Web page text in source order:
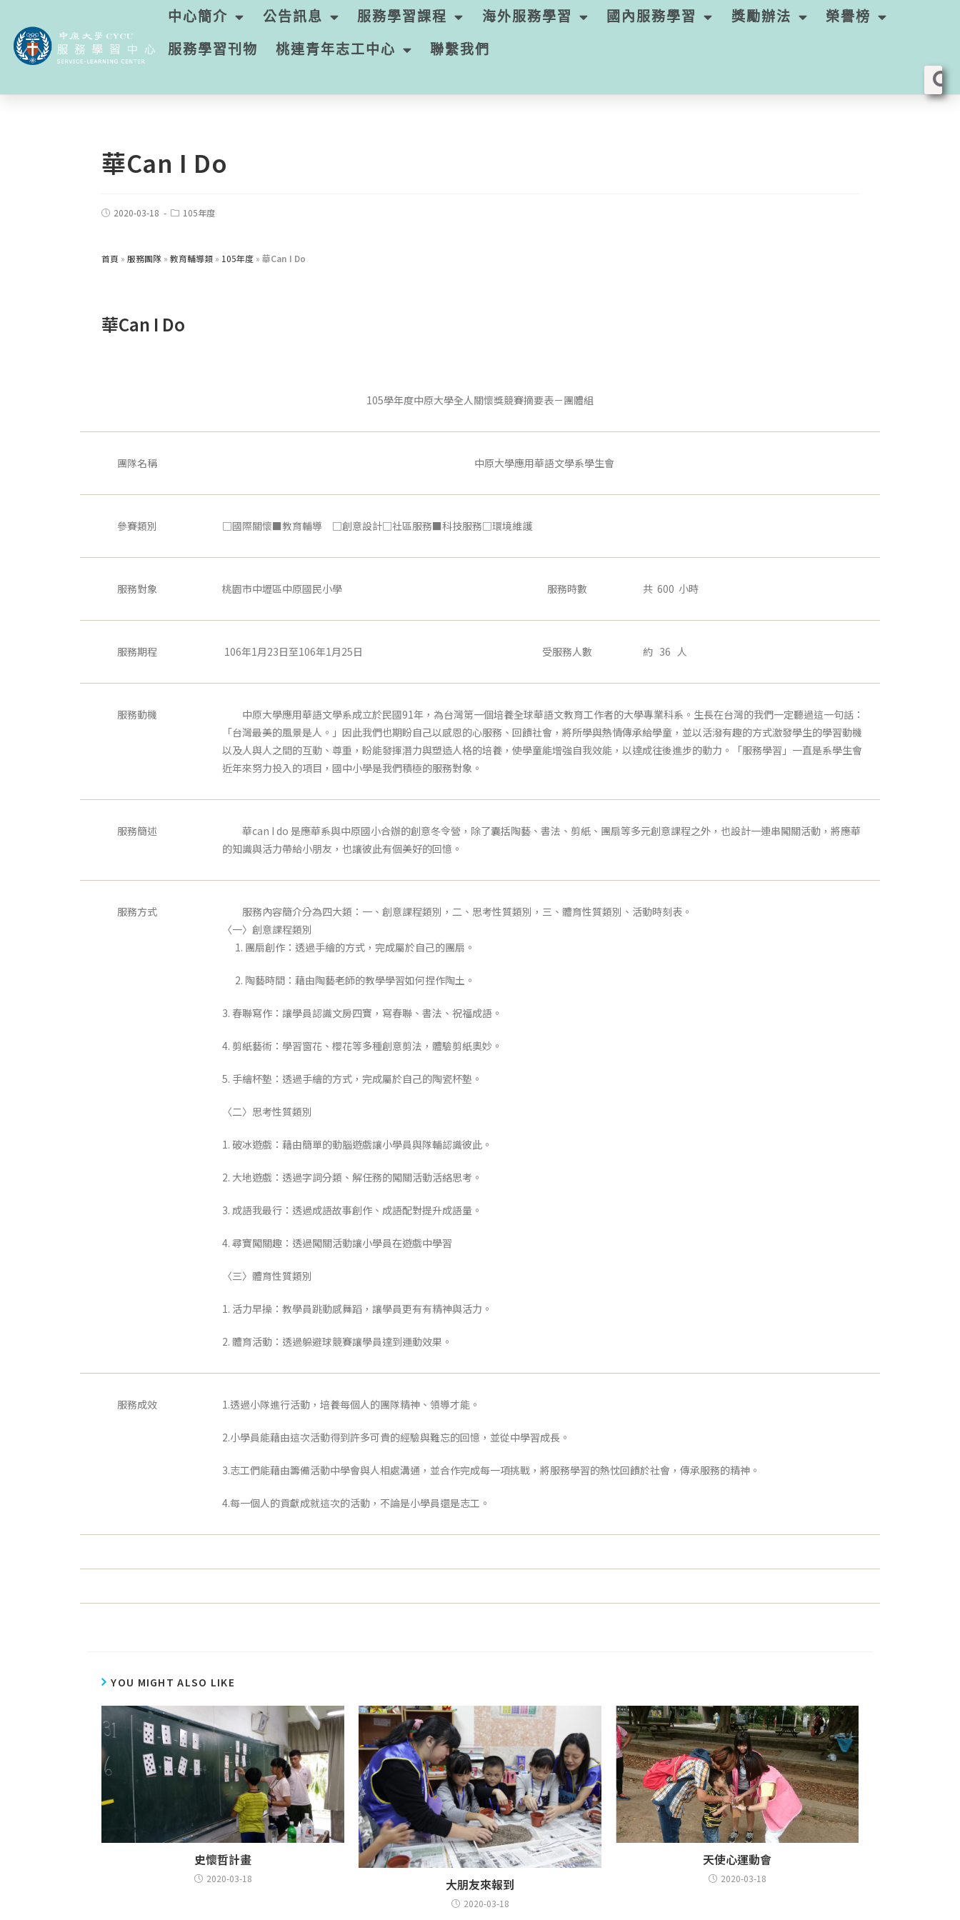
中心簡介 公告訊息 服務學習課程 海外服務學習 國內服務學習 獎勵辦法
榮譽榜
服務學習刊物
桃連青年志工中心 聯繫我們
華Can I Do
2020-03-18 105年度
首頁 » 服務團隊 » 教育輔導類 » 105年度 » 華Can I Do
華Can I Do
105學年度中原大學全人關懷獎競賽摘要表－團體組
團隊名稱 中原大學應用華語文學系學生會
參賽類別 □國際關懷■教育輔導 □創意設計□社區服務■科技服務□環境維護
服務對象 桃園市中壢區中原國民小學 服務時數 共 600 小時
服務期程 106年1月23日至106年1月25日 受服務人數 約 36 人
服務動機
中原大學應用華語文學系成立於民國91年，為台灣第一個培養全球華語文教育工作者的大學專業科系。生長在台灣的我們一定聽過這一句話：
「台灣最美的風景是人。」因此我們也期盼自己以感恩的心服務、回饋社會，將所學與熱情傳承給學童，並以活潑有趣的方式激發學生的學習動機
以及人與人之間的互動、尊重，盼能發揮潛力與塑造人格的培養，使學童能增強自我效能，以達成往後進步的動力。「服務學習」一直是系學生會
近年來努力投入的項目，國中小學是我們積極的服務對象。
服務簡述
華can I do 是應華系與中原國小合辦的創意冬令營，除了囊括陶藝、書法、剪紙、團扇等多元創意課程之外，也設計一連串闖關活動，將應華
的知識與活力帶給小朋友，也讓彼此有個美好的回憶。
服務方式
服務內容簡介分為四大類：一、創意課程類別，二、思考性質類別，三、體育性質類別、活動時刻表。
〈一〉創意課程類別
1. 團扇創作：透過手繪的方式，完成屬於自己的團扇。
2. 陶藝時間：藉由陶藝老師的教學學習如何捏作陶土。
3. 春聯寫作：讓學員認識文房四寶，寫春聯、書法、祝福成語。
4. 剪紙藝術：學習窗花、櫻花等多種創意剪法，體驗剪紙奧妙。
5. 手繪杯墊：透過手繪的方式，完成屬於自己的陶瓷杯墊。
〈二〉思考性質類別
1. 破冰遊戲：藉由簡單的動腦遊戲讓小學員與隊輔認識彼此。
2. 大地遊戲：透過字詞分類、解任務的闖關活動活絡思考。
3. 成語我最行：透過成語故事創作、成語配對提升成語量。
4. 尋寶闖關趣：透過闖關活動讓小學員在遊戲中學習
〈三〉體育性質類別
1. 活力早操：教學員跳動感舞蹈，讓學員更有有精神與活力。
2. 體育活動：透過躲避球競賽讓學員達到運動效果。
服務成效 1.透過小隊進行活動，培養每個人的團隊精神、領導才能。
2.小學員能藉由這次活動得到許多可貴的經驗與難忘的回憶，並從中學習成長。
3.志工們能藉由籌備活動中學會與人相處溝通，並合作完成每一項挑戰，將服務學習的熱忱回饋於社會，傳承服務的精神。
4.每一個人的貢獻成就這次的活動，不論是小學員還是志工。
YOU MIGHT ALSO LIKE
史懷哲計畫
2020-03-18 大朋友來報到
2020-03-18
天使心運動會
2020-03-18